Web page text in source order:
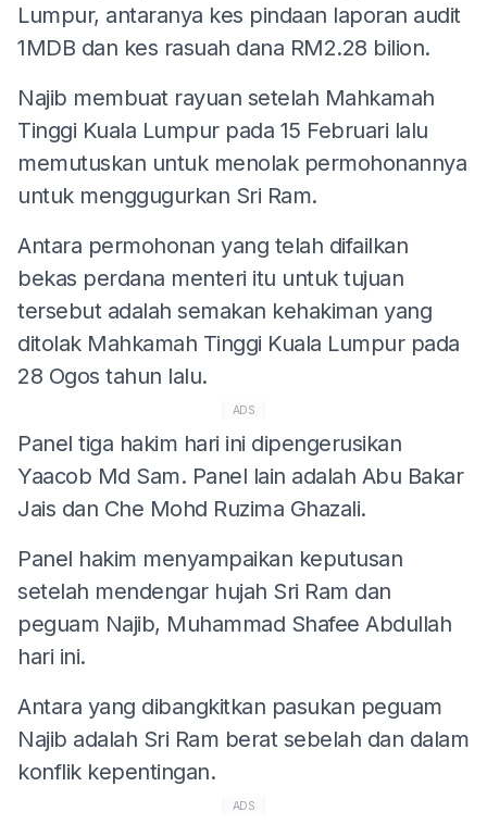
Lumpur, antaranya kes pindaan laporan audit
1MDB dan kes rasuah dana RM2.28 bilion.
Najib membuat rayuan setelah Mahkamah
Tinggi Kuala Lumpur pada 15 Februari lalu
memutuskan untuk menolak permohonannya
untuk menggugurkan Sri Ram.
Antara permohonan yang telah difailkan
bekas perdana menteri itu untuk tujuan
tersebut adalah semakan kehakiman yang
ditolak Mahkamah Tinggi Kuala Lumpur pada
28 Ogos tahun lalu.
ADS
Panel tiga hakim hari ini dipengerusikan
Yaacob Md Sam. Panel lain adalah Abu Bakar
Jais dan Che Mohd Ruzima Ghazali.
Panel hakim menyampaikan keputusan
setelah mendengar hujah Sri Ram dan
peguam Najib, Muhammad Shafee Abdullah
hari ini.
Antara yang dibangkitkan pasukan peguam
Najib adalah Sri Ram berat sebelah dan dalam
konflik kepentingan.
ADS